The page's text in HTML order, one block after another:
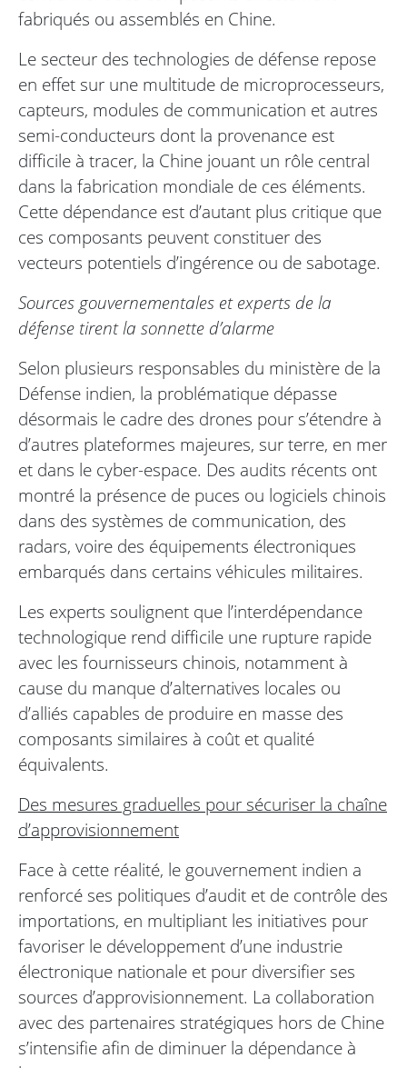
fabriqués ou assemblés en Chine.
Le secteur des technologies de défense repose
en effet sur une multitude de microprocesseurs,
capteurs, modules de communication et autres
semi-conducteurs dont la provenance est
difficile à tracer, la Chine jouant un rôle central
dans la fabrication mondiale de ces éléments.
Cette dépendance est d’autant plus critique que
ces composants peuvent constituer des
vecteurs potentiels d’ingérence ou de sabotage.
Sources gouvernementales et experts de la
défense tirent la sonnette d’alarme
Selon plusieurs responsables du ministère de la
Défense indien, la problématique dépasse
désormais le cadre des drones pour s’étendre à
d’autres plateformes majeures, sur terre, en mer
et dans le cyber-espace. Des audits récents ont
montré la présence de puces ou logiciels chinois
dans des systèmes de communication, des
radars, voire des équipements électroniques
embarqués dans certains véhicules militaires.
Les experts soulignent que l’interdépendance
technologique rend difficile une rupture rapide
avec les fournisseurs chinois, notamment à
cause du manque d’alternatives locales ou
d’alliés capables de produire en masse des
composants similaires à coût et qualité
équivalents.
Des mesures graduelles pour sécuriser la chaîne
d’approvisionnement
Face à cette réalité, le gouvernement indien a
renforcé ses politiques d’audit et de contrôle des
importations, en multipliant les initiatives pour
favoriser le développement d’une industrie
électronique nationale et pour diversifier ses
sources d’approvisionnement. La collaboration
avec des partenaires stratégiques hors de Chine
s’intensifie afin de diminuer la dépendance à